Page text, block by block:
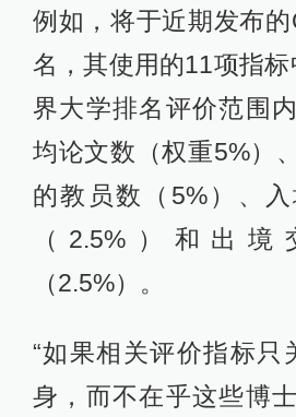
例如，将于近期发布
名，其使用的11项指
界大学排名评价范围
均论文数（权重5%）
的教员数（5%）、
（2.5%）和出境
（2.5%）。
“如果相关评价指标只
身，而不在乎这些博